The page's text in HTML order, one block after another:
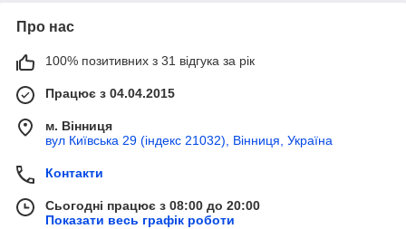
та під замовлення, техніка та
електроніка з офіційною гарантією від
виробника.
В каталог➞
Про нас
100% позитивних з 31 відгука за рік
Працює з 04.04.2015
м. Вінниця
вул Київська 29 (індекс 21032), Вінниця, Україна
Контакти
Сьогодні працює з 08:00 до 20:00
Показати весь графік роботи